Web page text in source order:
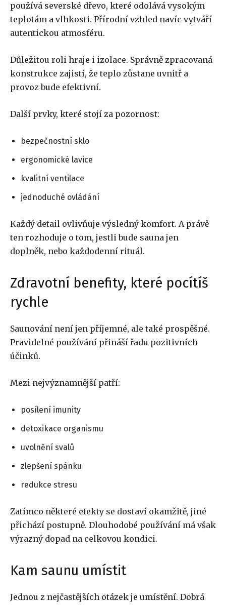
používá severské dřevo, které odolává vysokým
teplotám a vlhkosti. Přírodní vzhled navíc vytváří
autentickou atmosféru.
Důležitou roli hraje i izolace. Správně zpracovaná
konstrukce zajistí, že teplo zůstane uvnitř a
provoz bude efektivní.
Další prvky, které stojí za pozornost:
bezpečnostní sklo
ergonomické lavice
kvalitní ventilace
jednoduché ovládání
Každý detail ovlivňuje výsledný komfort. A právě
ten rozhoduje o tom, jestli bude sauna jen
doplněk, nebo každodenní rituál.
Zdravotní benefity, které pocítíš
rychle
Saunování není jen příjemné, ale také prospěšné.
Pravidelné používání přináší řadu pozitivních
účinků.
Mezi nejvýznamnější patří:
posílení imunity
detoxikace organismu
uvolnění svalů
zlepšení spánku
redukce stresu
Zatímco některé efekty se dostaví okamžitě, jiné
přichází postupně. Dlouhodobé používání má však
výrazný dopad na celkovou kondici.
Kam saunu umístit
Jednou z nejčastějších otázek je umístění. Dobrá